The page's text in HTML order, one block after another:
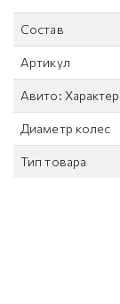
Состав
Артикул
Авито:
Диаметр колес
Тип товара